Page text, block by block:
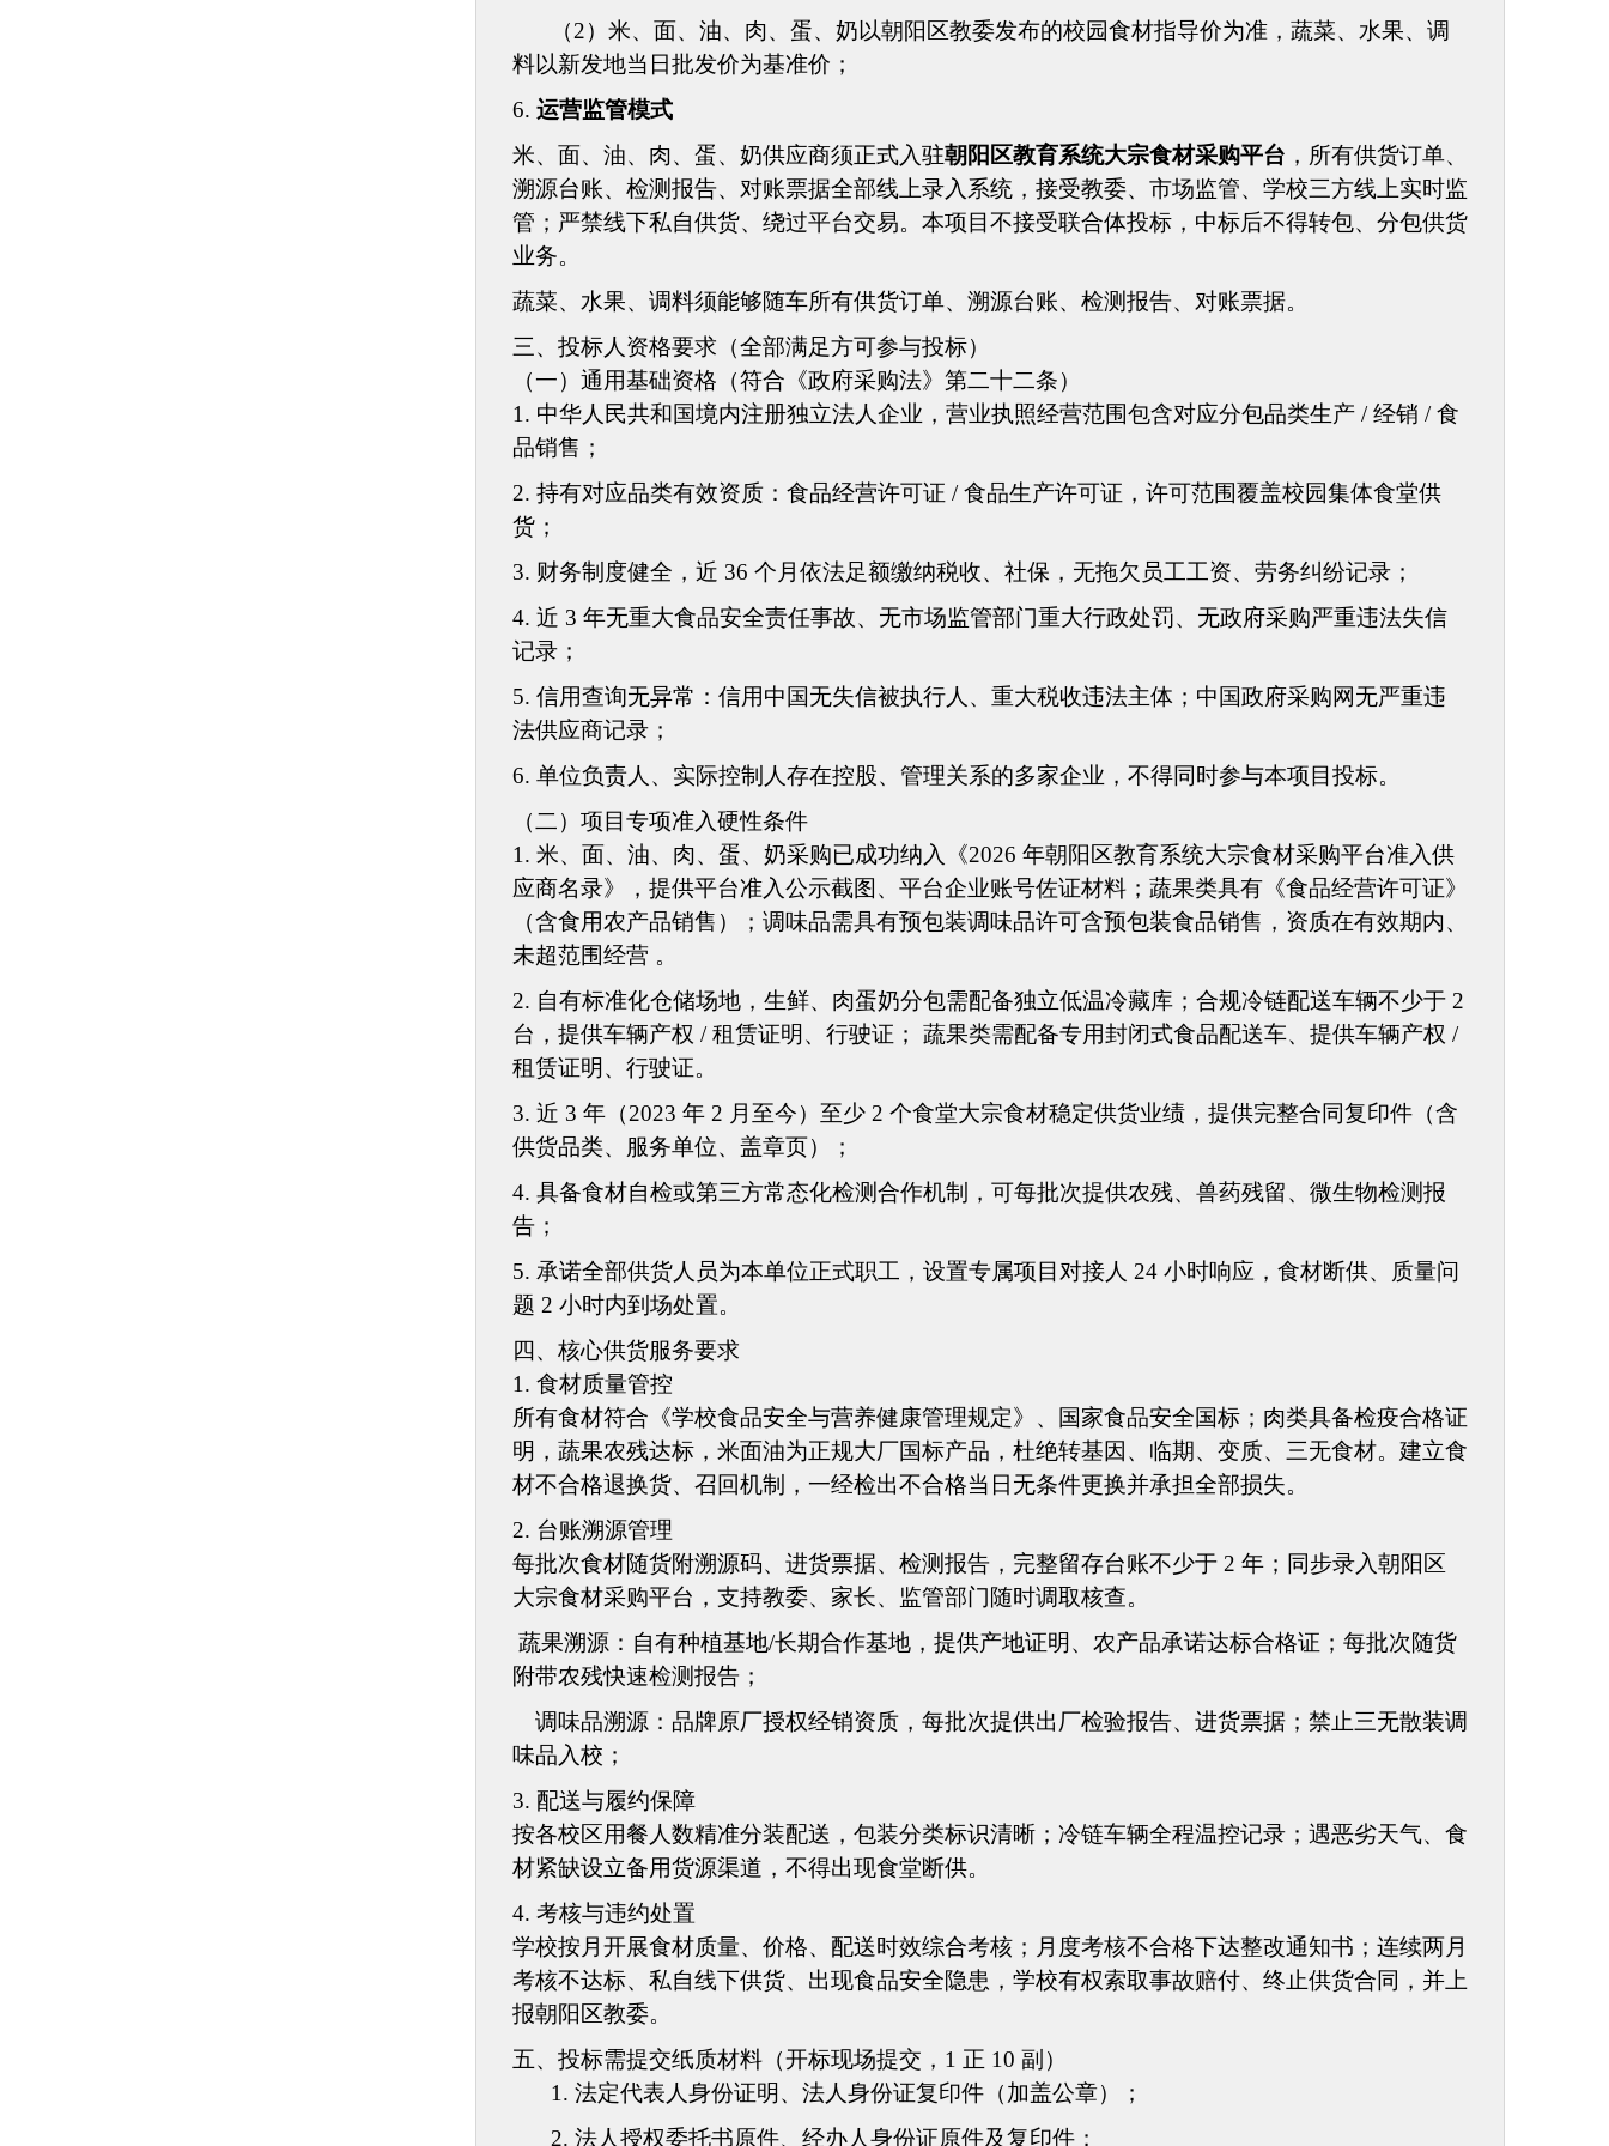
（2） 米、面、油、肉、蛋、奶以朝阳区教委发布的校园食材指导价为准 ， 蔬菜、水果、调
料以新发地当日批发价为基准价 ；
6. 运营监管模式
米、面、油、肉、蛋、奶供应商须正式入驻朝阳区教育系统大宗食材采购平台 ，所有供货订单、
溯源台账、检测报告、对账票据全部线上录入系统，接受教委、市场监管、学校三方线上实时监
管；严禁线下私自供货、绕过平台交易。本项目不接受联合体投标，中标后不得转包、分包供货
业务。
蔬菜、水果、调料须能够随车所有供货订单、溯源台账、检测报告、对账票据。
三、 投标人资格要求（全部满足方可参与投标）
（一） 通用基础资格（符合《政府采购法》第二十二条）
1. 中华人民共和国境内注册独立法人企业，营业执照经营范围包含对应分包品类生产 / 经销 / 食
品销售；
2. 持有对应品类有效资质：食品经营许可证 / 食品生产许可证，许可范围覆盖校园集体食堂供
货；
3. 财务制度健全，近 36 个月依法足额缴纳税收、社保，无拖欠员工工资、劳务纠纷记录；
4. 近 3 年无重大食品安全责任事故、无市场监管部门重大行政处罚、无政府采购严重违法失信
记录；
5. 信用查询无异常：信用中国无失信被执行人、重大税收违法主体；中国政府采购网无严重违
法供应商记录；
6. 单位负责人、实际控制人存在控股、管理关系的多家企业，不得同时参与本项目投标。
（二） 项目专项准入硬性条件
1. 米、面、油、肉、蛋、奶采购已成功纳入《2026 年朝阳区教育系统大宗食材采购平台准入供
应商名录》，提供平台准入公示截图、平台企业账号佐证材料；蔬果类具有 《食品经营许可证》
（含食用农产品销售）；调味品需具有预包装调味品许可含预包装食品销售 ， 资质在有效期内、
未超范围经营 。
2. 自有标准化仓储场地，生鲜、肉蛋奶分包需配备独立低温冷藏库；合规冷链配送车辆不少于 2
台，提供车辆产权 / 租赁证明、行驶证； 蔬果类需配备专用封闭式食品配送车、 提供车辆产权 /
租赁证明、行驶证。
3. 近 3 年（2023 年 2 月至今）至少 2 个食堂大宗食材稳定供货业绩，提供完整合同复印件（含
供货品类、服务单位、盖章页）；
4. 具备食材自检或第三方常态化检测合作机制，可每批次提供农残、兽药残留、微生物检测报
告；
5. 承诺全部供货人员为本单位正式职工，设置专属项目对接人 24 小时响应，食材断供、质量问
题 2 小时内到场处置。
四、 核心供货服务要求
1. 食材质量管控
所有食材符合《学校食品安全与营养健康管理规定》、国家食品安全国标；肉类具备检疫合格证
明，蔬果农残达标，米面油为正规大厂国标产品，杜绝转基因、临期、变质、三无食材。建立食
材不合格退换货、召回机制，一经检出不合格当日无条件更换并承担全部损失。
2. 台账溯源管理
每批次食材随货附溯源码、进货票据、检测报告，完整留存台账不少于 2 年；同步录入朝阳区
大宗食材采购平台，支持教委、家长、监管部门随时调取核查。
蔬果溯源 ： 自有种植基地/长期合作基地，提供产地证明、农产品承诺达标合格证；每批次随货
附带农残快速检测报告；
调味品溯源 ： 品牌原厂授权经销资质，每批次提供出厂检验报告、进货票据；禁止三无散装调
味品入校；
3. 配送与履约保障
按各校区用餐人数精准分装配送，包装分类标识清晰；冷链车辆全程温控记录；遇恶劣天气、食
材紧缺设立备用货源渠道，不得出现食堂断供。
4. 考核与违约处置
学校按月开展食材质量、价格、配送时效综合考核；月度考核不合格下达整改通知书；连续两月
考核不达标、私自线下供货、出现食品安全隐患，学校有权索取事故赔付、终止供货合同，并上
报朝阳区教委。
五、 投标需提交纸质材料（开标现场提交， 1 正 10 副）
1. 法定代表人身份证明、法人身份证复印件（加盖公章）；
2. 法人授权委托书原件、经办人身份证原件及复印件；